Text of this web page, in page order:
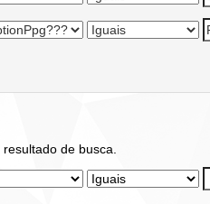
de busca.